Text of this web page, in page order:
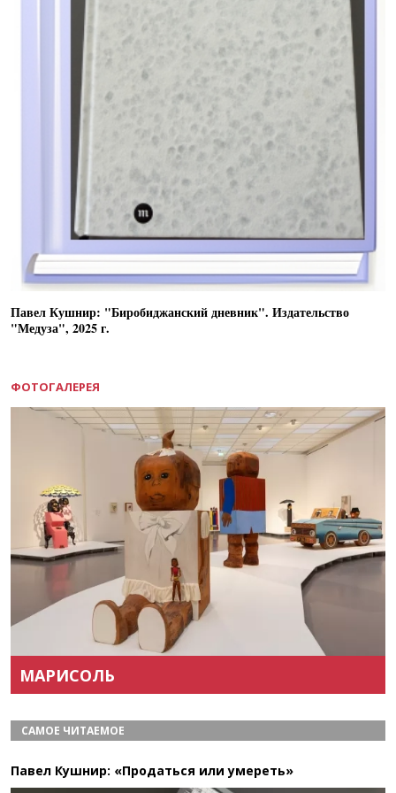
Павел Кушнир: "Биробиджанский дневник". Издательство
"Медуза", 2025 г.
ФОТОГАЛЕРЕЯ
МАРИСОЛЬ
САМОЕ ЧИТАЕМОЕ
Павел Кушнир: «Продаться или умереть»